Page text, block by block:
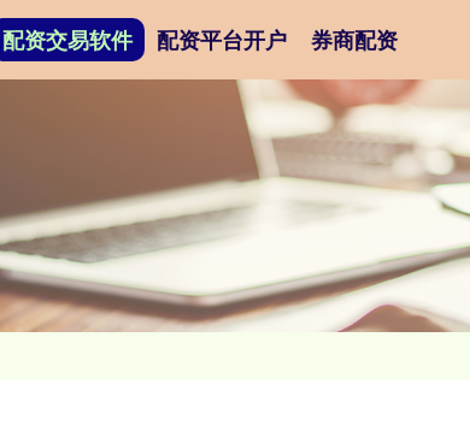
配资交易软件 配资平台开户 券商配资